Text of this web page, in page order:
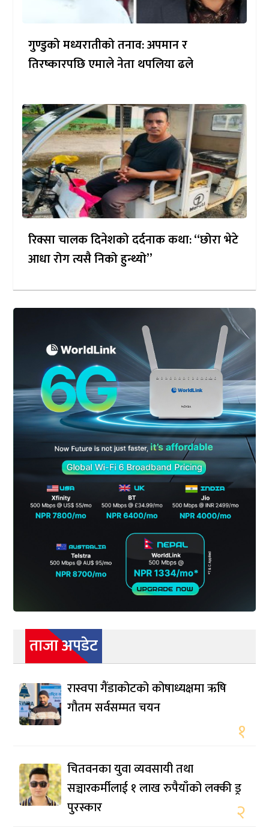
गुण्डुको मध्यरातीको तनाव: अपमान र
तिरष्कारपछि एमाले नेता थपलिया ढले
रिक्सा चालक दिनेशको दर्दनाक कथा: “छोरा भेटे
आधा रोग त्यसै निको हुन्थ्यो”
ताजा अपडेट
रास्वपा गैंडाकोटको कोषाध्यक्षमा ऋषि
गौतम सर्वसम्मत चयन
१
चितवनका युवा व्यवसायी तथा
सञ्चारकर्मीलाई १ लाख रुपैयाँको लक्की ड्र
पुरस्कार
२